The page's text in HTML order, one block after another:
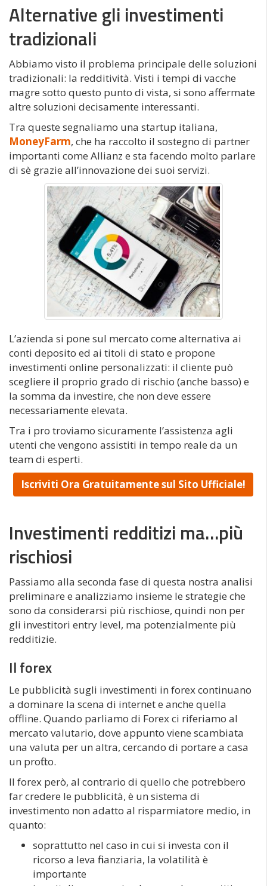
Alternative gli investimenti
tradizionali
Abbiamo visto il problema principale delle soluzioni
tradizionali: la redditività. Visti i tempi di vacche
magre sotto questo punto di vista, si sono affermate
altre soluzioni decisamente interessanti.
Tra queste segnaliamo una startup italiana,
MoneyFarm, che ha raccolto il sostegno di partner
importanti come Allianz e sta facendo molto parlare
di sè grazie all’innovazione dei suoi servizi.
L’azienda si pone sul mercato come alternativa ai
conti deposito ed ai titoli di stato e propone
investimenti online personalizzati: il cliente può
scegliere il proprio grado di rischio (anche basso) e
la somma da investire, che non deve essere
necessariamente elevata.
Tra i pro troviamo sicuramente l’assistenza agli
utenti che vengono assistiti in tempo reale da un
team di esperti.
Iscriviti Ora Gratuitamente sul Sito Ufficiale!
Investimenti redditizi ma…più
rischiosi
Passiamo alla seconda fase di questa nostra analisi
preliminare e analizziamo insieme le strategie che
sono da considerarsi più rischiose, quindi non per
gli investitori entry level, ma potenzialmente più
redditizie.
Il forex
Le pubblicità sugli investimenti in forex continuano
a dominare la scena di internet e anche quella
offline. Quando parliamo di Forex ci riferiamo al
mercato valutario, dove appunto viene scambiata
una valuta per un altra, cercando di portare a casa
un profitto.
Il forex però, al contrario di quello che potrebbero
far credere le pubblicità, è un sistema di
investimento non adatto al risparmiatore medio, in
quanto:
soprattutto nel caso in cui si investa con il
ricorso a leva finanziaria, la volatilità è
importante